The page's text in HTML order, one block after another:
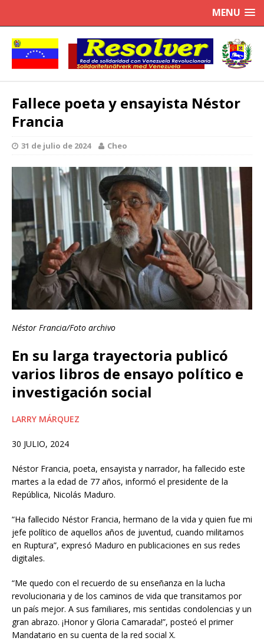
MENU
Fallece poeta y ensayista Néstor
Francia
31 de julio de 2024 Cheo
Néstor Francia/Foto archivo
En su larga trayectoria publicó
varios libros de ensayo político e
investigación social
LARRY MÁRQUEZ
30 JULIO, 2024
Néstor Francia, poeta, ensayista y narrador, ha fallecido este
martes a la edad de 77 años, informó el presidente de la
República, Nicolás Maduro.
“Ha fallecido Néstor Francia, hermano de la vida y quien fue mi
jefe político de aquellos años de juventud, cuando militamos
en Ruptura”, expresó Maduro en publicaciones en sus redes
digitales.
“Me quedo con el recuerdo de su enseñanza en la lucha
revolucionaria y de los caminos de vida que transitamos por
un país mejor. A sus familiares, mis sentidas condolencias y un
gran abrazo. ¡Honor y Gloria Camarada!”, posteó el primer
Mandatario en su cuenta de la red social X.